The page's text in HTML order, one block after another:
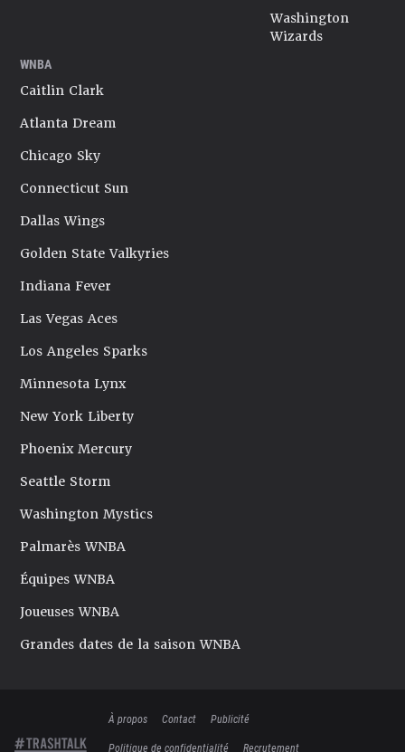
Washington
Wizards
WNBA
Caitlin Clark
Atlanta Dream
Chicago Sky
Connecticut Sun
Dallas Wings
Golden State Valkyries
Indiana Fever
Las Vegas Aces
Los Angeles Sparks
Minnesota Lynx
New York Liberty
Phoenix Mercury
Seattle Storm
Washington Mystics
Palmarès WNBA
Équipes WNBA
Joueuses WNBA
Grandes dates de la saison WNBA
À propos Contact
Publicité
Politique de confidentialité
Recrutement